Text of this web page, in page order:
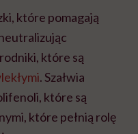
które pomagają
które są
. Szałwia
które są
które pełnią rolę